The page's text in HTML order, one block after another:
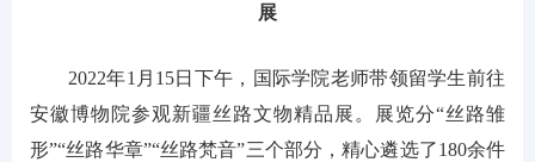
展
2022年1月15日下午，国际学院老师带领留学生前往
安徽博物院参观新疆丝路文物精品展。展览分“丝路雏
形”“丝路华章”“丝路梵音”三个部分，精心遴选了180余件